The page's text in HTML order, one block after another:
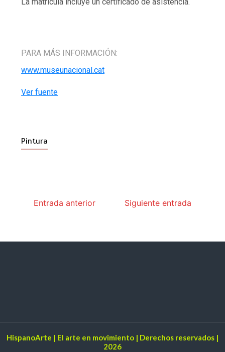
PARA MÁS INFORMACIÓN:
www.museunacional.cat
Ver fuente
Pintura
Entrada anterior Siguiente entrada